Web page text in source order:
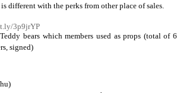
different with the perks from other place of sales.
3p9jrYP
bears which members used as props (total of 6
signed)